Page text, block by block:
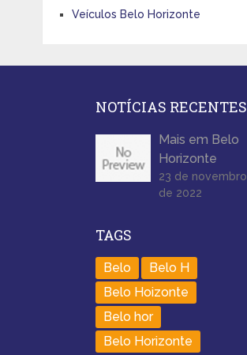
Veículos Belo Horizonte
NOTÍCIAS RECENTES
Mais em Belo
Horizonte
23 de novembro
de 2022
TAGS
Belo
Belo H
Belo Hoizonte
Belo hor
Belo Horizonte